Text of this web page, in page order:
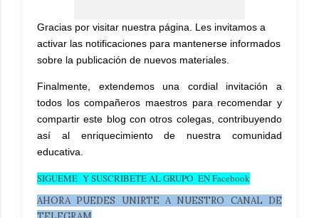
Gracias por visitar nuestra página. Les invitamos a
activar las notificaciones para mantenerse informados
sobre la publicación de nuevos materiales.
Finalmente, extendemos una cordial invitación a
todos loscompañeros maestros para recomendar y
compartir este blog con otros colegas, contribuyendo
así al enriquecimiento de nuestra comunidad
educativa.
SIGUEME Y SUSCRIBETE AL GRUPO EN Facebook
AHORA PUEDES UNIRTE A NUESTRO CANAL DE